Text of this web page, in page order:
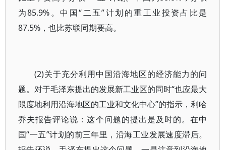
为85.9%。中国“二五”计划的重工业投资占比是
87.5%，也比苏联同期要高。
(2)关于充分利用中国沿海地区的经济能力的问
题。对于毛泽东提出的发展新工业区的同时“也应最大
限度地利用沿海地区的工业和文化中心”的指示，利哈
乔夫报告评论说：这个问题的提出是及时的。在中
国“一五”计划的前三年里，沿海工业发展速度滞后。